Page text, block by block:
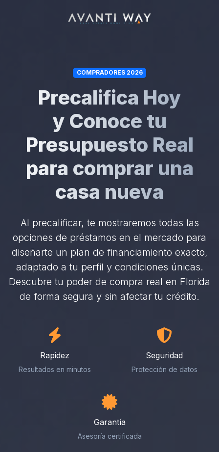
COMPRADORES 2026
Precalifica Hoy
y Conoce tu
Presupuesto Real
para comprar una
casa nueva
Al precalificar, te mostraremos todas las
opciones de préstamos en el mercado para
diseñarte un plan de financiamiento exacto,
adaptado a tu perfil y condiciones únicas.
Descubre tu poder de compra real en Florida
de forma segura y sin afectar tu crédito.
Rapidez
Resultados en minutos
Seguridad
Protección de datos
Garantía
Asesoría certificada